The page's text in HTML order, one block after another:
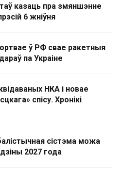
казаць пра змяншэнне
6 жніўня
ў РФ свае ракетныя
па Украіне
НКА і новае
спісу. Хронікі
сістэма можа
2027 года